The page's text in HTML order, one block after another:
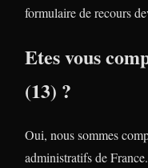
formulaire de recours
Etes vous
(13) ?
Oui, nous sommes
administratifs de